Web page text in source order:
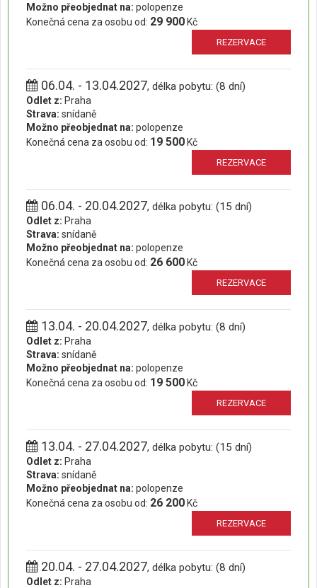
Možno přeobjednat na: polopenze
Konečná cena za osobu od: 29 900 Kč
REZERVACE
06.04. - 13.04.2027, délka pobytu: (8 dní)
Odlet z: Praha
Strava: snídaně
Možno přeobjednat na: polopenze
Konečná cena za osobu od: 19 500 Kč
REZERVACE
06.04. - 20.04.2027, délka pobytu: (15 dní)
Odlet z: Praha
Strava: snídaně
Možno přeobjednat na: polopenze
Konečná cena za osobu od: 26 600 Kč
REZERVACE
13.04. - 20.04.2027, délka pobytu: (8 dní)
Odlet z: Praha
Strava: snídaně
Možno přeobjednat na: polopenze
Konečná cena za osobu od: 19 500 Kč
REZERVACE
13.04. - 27.04.2027, délka pobytu: (15 dní)
Odlet z: Praha
Strava: snídaně
Možno přeobjednat na: polopenze
Konečná cena za osobu od: 26 200 Kč
REZERVACE
20.04. - 27.04.2027, délka pobytu: (8 dní)
Odlet z: Praha